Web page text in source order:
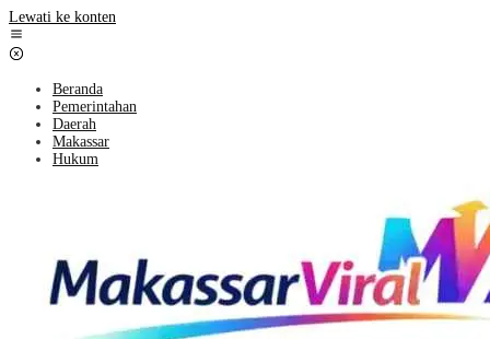
Lewati ke konten
Beranda
Pemerintahan
Daerah
Makassar
Hukum